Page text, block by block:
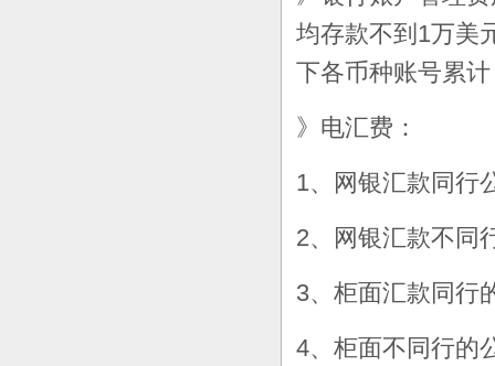
均存款不到1万美
下各币种账号累计
》电汇费：
1、网银汇款同行
2、网银汇款不同
3、柜面汇款同行
4、柜面不同行的